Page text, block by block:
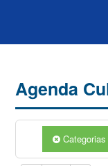
Agenda
Categorias
5:00